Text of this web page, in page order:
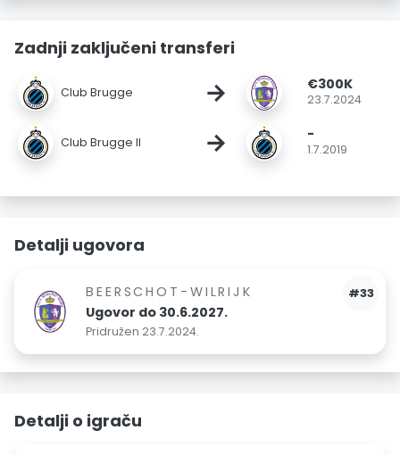
Zadnji zaključeni transferi
Club Brugge → €300K
23.7.2024
Club Brugge II → -
1.7.2019
Detalji ugovora
#33
BEERSCHOT-WILRIJK
Ugovor do 30.6.2027.
Pridružen 23.7.2024.
Detalji o igraču